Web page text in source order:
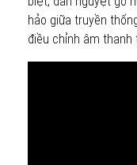
hảo giữa truyền
điều chỉnh âm thanh